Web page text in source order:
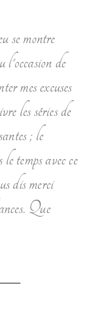
montre
de
mes excuses
les séries de
; le
temps avec ce
dis merci
Que